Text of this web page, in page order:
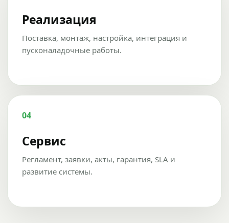
Реализация
Поставка, монтаж, настройка, интеграция и
пусконаладочные работы.
04
Сервис
Регламент, заявки, акты, гарантия, SLA и
развитие системы.